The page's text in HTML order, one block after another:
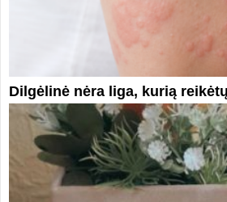
Dilgėlinė nėra liga, kurią